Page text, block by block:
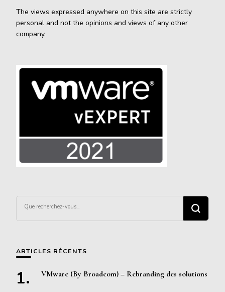
The views expressed anywhere on this site are strictly
personal and not the opinions and views of any other
company.
recherchiez
quelque
ARTICLES RÉCENTS
VMware (By Broadcom) – Rebranding des solutions